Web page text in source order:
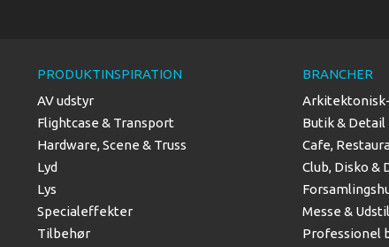
PRODUKTINSPIRATION
AV udstyr
Flightcase & Transport
Hardware, Scene & Truss
Lyd
Lys
Specialeffekter
Tilbehør
BRANCHER
Arkitektonisk-
Butik & Detail
Cafe,
Club, Disko &
Messe &
Professionel